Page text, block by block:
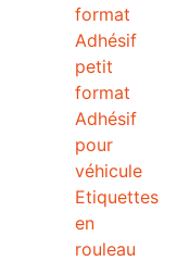
format
Adhésif
petit
format
Adhésif
pour
véhicule
Etiquettes
en
rouleau